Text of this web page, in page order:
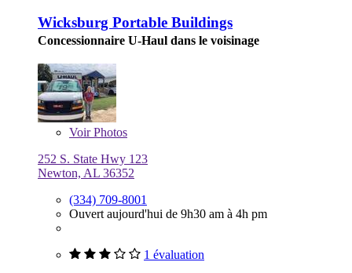
Wicksburg Portable Buildings
Concessionnaire U-Haul dans le voisinage
VoirPhotos
252 S. State Hwy 123
Newton, AL 36352
(334) 709-8001
Ouvert aujourd'hui de 9h30 am à 4h pm
1 évaluation